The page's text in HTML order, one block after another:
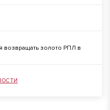
возвращать золото РПЛ в